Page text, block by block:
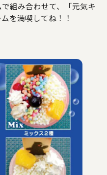
組み合わせて、「元気キ
を満喫してね！！